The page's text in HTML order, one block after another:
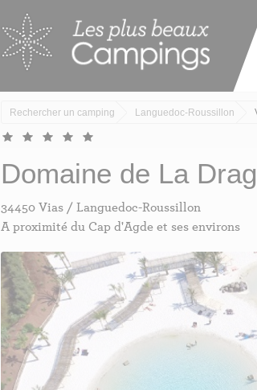
Rechercher un camping Languedoc-Roussillon
Domaine de La
34450 Vias / Languedoc-Roussillon
A proximité du Cap d'Agde et ses environs